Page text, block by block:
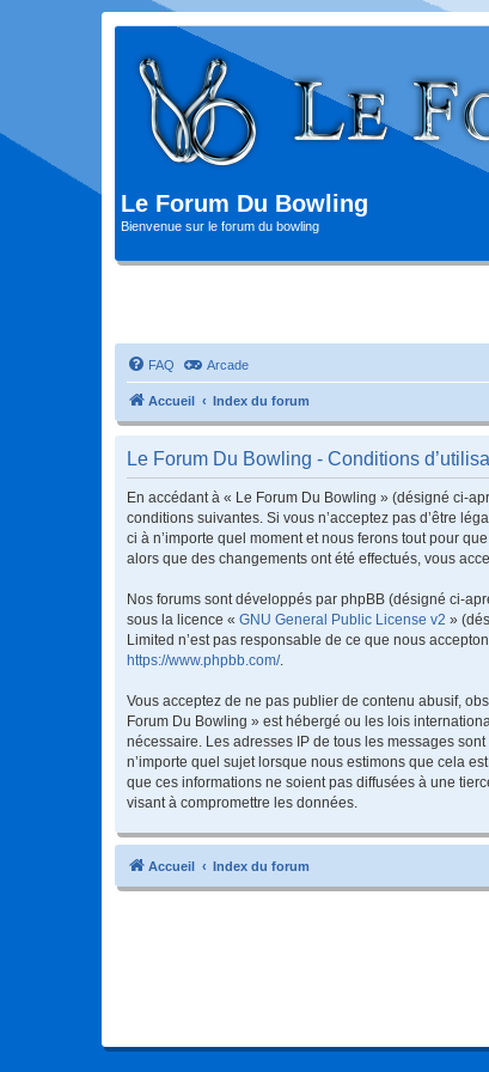
Le Forum Du Bowling
Bienvenue sur le forum du bowling
FAQ Arcade
Accueil Index du forum
Le Forum Du Bowling - Conditions
En accédant à « Le Forum Du Bowling » (désigné ci-
conditions suivantes. Si vous n’acceptez pas d’être
ci à n’importe quel moment et nous ferons tout pour
alors que des changements ont été effectués, vous
Nos forums sont développés par phpBB (désigné ci-
sous la licence « GNU General Public License v2 »
Limited n’est pas responsable de ce que nous
https://www.phpbb.com/.
Vous acceptez de ne pas publier de contenu abusif,
Forum Du Bowling » est hébergé ou les lois
nécessaire. Les adresses IP de tous les messages
n’importe quel sujet lorsque nous estimons que cela
que ces informations ne soient pas diffusées à une
visant à compromettre les données.
Accueil Index du forum